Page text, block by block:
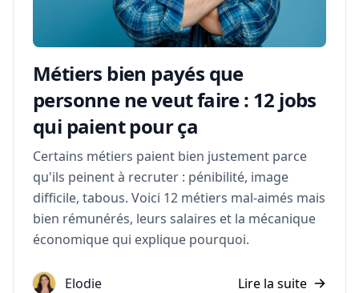
Métiers bien payés que
personne ne veut faire : 12 jobs
qui paient pour ça
Certains métiers paient bien justement parce
qu'ils peinent à recruter : pénibilité, image
difficile, tabous. Voici 12 métiers mal-aimés mais
bien rémunérés, leurs salaires et la mécanique
économique qui explique pourquoi.
Elodie Lire la suite